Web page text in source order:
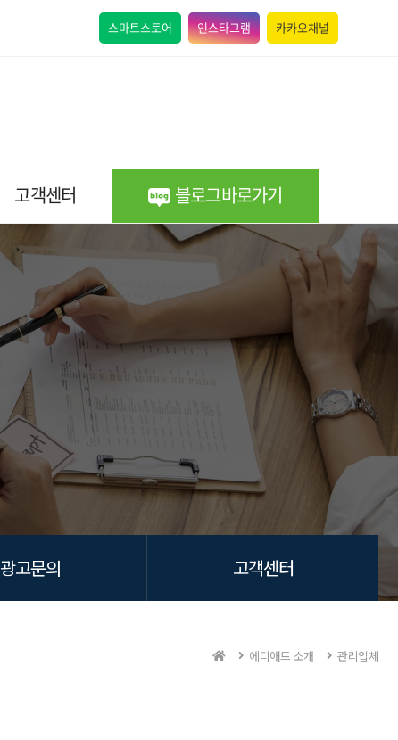
스마트스토어 인스타그램 카카오채널
고객센터 블로그바로가기
광고문의 고객센터
에디애드 소개 관리업체